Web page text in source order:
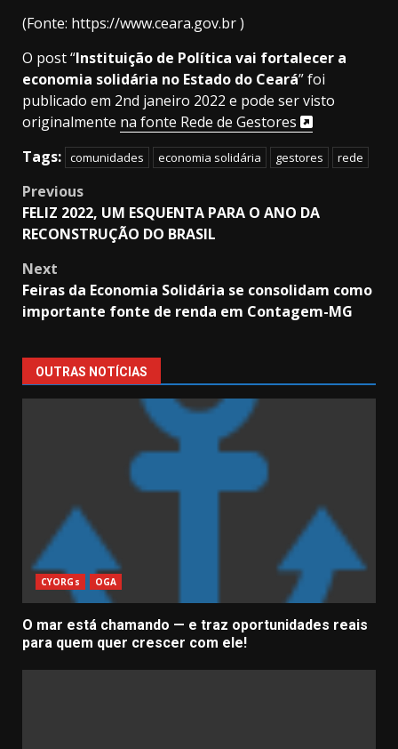
(Fonte: https://www.ceara.gov.br )
O post “Instituição de Política vai fortalecer a
economia solidária no Estado do Ceará” foi
publicado em 2nd janeiro 2022 e pode ser visto
originalmente na fonte Rede de Gestores
Tags: comunidades economia solidária gestores rede
Post
navigation
Previous
FELIZ 2022, UM ESQUENTA PARA O ANO DA
RECONSTRUÇÃO DO BRASIL
Next
Feiras da Economia Solidária se consolidam como
importante fonte de renda em Contagem-MG
OUTRAS NOTÍCIAS
CYORGs OGA
O mar está chamando — e traz oportunidades reais
para quem quer crescer com ele!